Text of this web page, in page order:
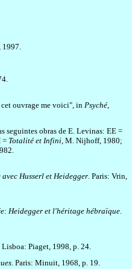
1997.
cet ouvrage me voici", in Psyché
seguintes obras de E. Levinas: EE =
= Totalité et Infini M. Nijhoff, 1980;
Husserl et Heidegger . Paris: Vrin,
Heidegger et l'héritage hébraïque.
Lisboa: Piaget, 1998, p. 24.
. Paris: Minuit, 1968, p. 19.